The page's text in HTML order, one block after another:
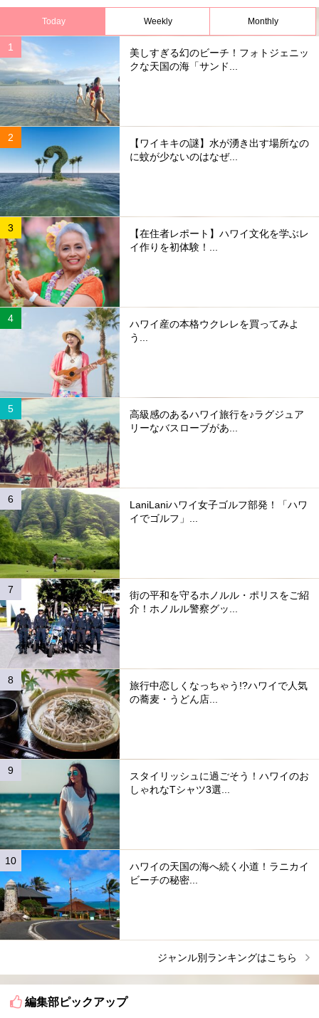
Today Weekly Monthly
美しすぎる幻のビーチ！フォトジェニッ
クな天国の海「サンド...
【ワイキキの謎】水が湧き出す場所なの
に蚊が少ないのはなぜ...
【在住者レポート】ハワイ文化を学ぶレ
イ作りを初体験！...
ハワイ産の本格ウクレレを買ってみよ
う...
高級感のあるハワイ旅行を♪ラグジュア
リーなバスローブがあ...
LaniLaniハワイ女子ゴルフ部発！「ハワ
イでゴルフ」...
街の平和を守るホノルル・ポリスをご紹
介！ホノルル警察グッ...
旅行中恋しくなっちゃう!?ハワイで人気
の蕎麦・うどん店...
スタイリッシュに過ごそう！ハワイのお
しゃれなTシャツ3選...
ハワイの天国の海へ続く小道！ラニカイ
ビーチの秘密...
ジャンル別ランキングはこちら
編集部ピックアップ